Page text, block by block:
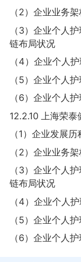
（2）企业业务
（3）企业个人
链布局状况
（4）企业个人
（5）企业个人
（6）企业个人
12.2.10 上海荣
（1）企业发展
（2）企业业务
（3）企业个人
链布局状况
（4）企业个人
（5）企业个人
（6）企业个人